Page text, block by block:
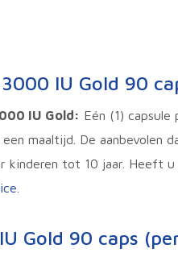
IU Gold 90
IU Gold: Eén (1)
maaltijd. De aanbevolen
kinderen tot 10 jaar. Heeft
Gold 90 caps